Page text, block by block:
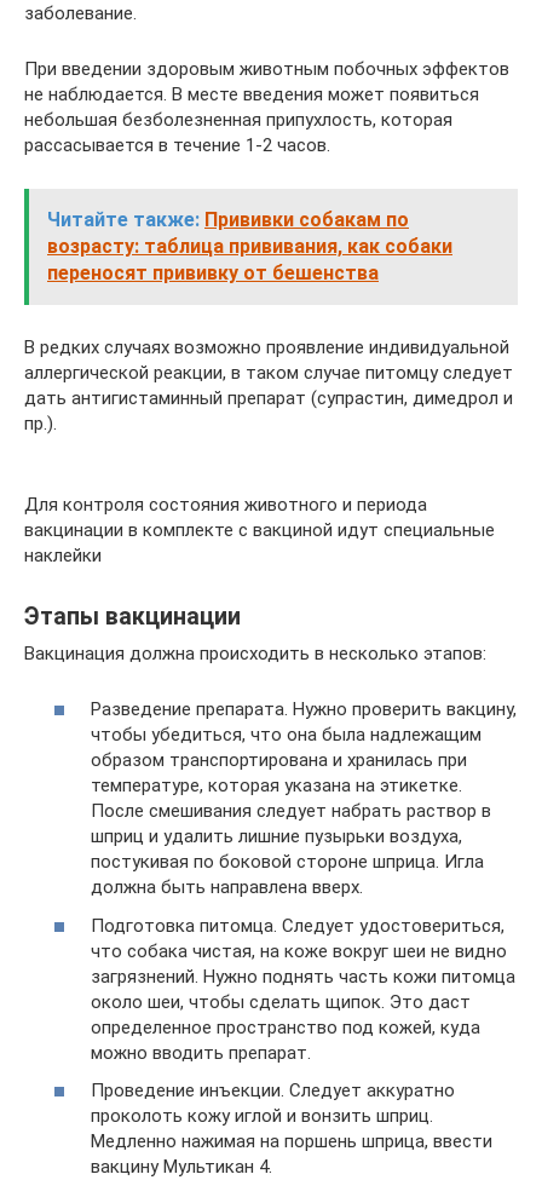
заболевание.
При введении здоровым животным побочных эффектов
не наблюдается. В месте введения может появиться
небольшая безболезненная припухлость, которая
рассасывается в течение 1-2 часов.
Читайте также: Прививки собакам по
возрасту: таблица прививания, как собаки
переносят прививку от бешенства
В редких случаях возможно проявление индивидуальной
аллергической реакции, в таком случае питомцу следует
дать антигистаминный препарат (супрастин, димедрол и
пр.).
Для контроля состояния животного и периода
вакцинации в комплекте с вакциной идут специальные
наклейки
Этапы вакцинации
Вакцинация должна происходить в несколько этапов:
Разведение препарата. Нужно проверить вакцину,
чтобы убедиться, что она была надлежащим
образом транспортирована и хранилась при
температуре, которая указана на этикетке.
После смешивания следует набрать раствор в
шприц и удалить лишние пузырьки воздуха,
постукивая по боковой стороне шприца. Игла
должна быть направлена ​​вверх.
Подготовка питомца. Следует удостовериться,
что собака чистая, на коже вокруг шеи не видно
загрязнений. Нужно поднять часть кожи питомца
около шеи, чтобы сделать щипок. Это даст
определенное пространство под кожей, куда
можно вводить препарат.
Проведение инъекции. Следует аккуратно
проколоть кожу иглой и вонзить шприц.
Медленно нажимая на поршень шприца, ввести
вакцину Мультикан 4.